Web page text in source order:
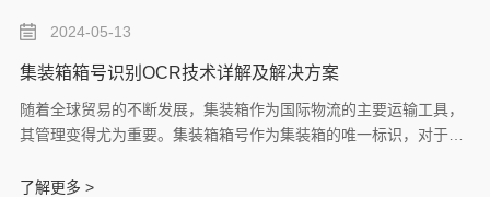
2024-05-13
集装箱箱号识别OCR技术详解及解决方案
随着全球贸易的不断发展，集装箱作为国际物流的主要运输工具，
其管理变得尤为重要。集装箱箱号作为集装箱的唯一标识，对于货
箱箱号方式存在效率低下、易出错等问题。因此，采用
了解更多 >